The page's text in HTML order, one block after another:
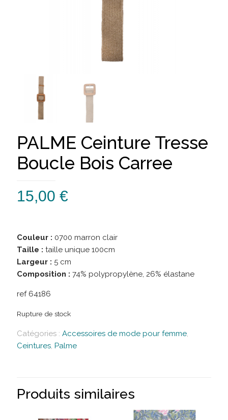
PALME Ceinture Tresse
Boucle Bois Carree
15,00 €
Couleur : 0700 marron clair
Taille : taille unique 100cm
Largeur : 5 cm
Composition : 74% polypropylène, 26% élastane
ref 64186
Rupture de stock
Catégories : Accessoires de mode pour femme
Ceintures Palme
Produits similaires